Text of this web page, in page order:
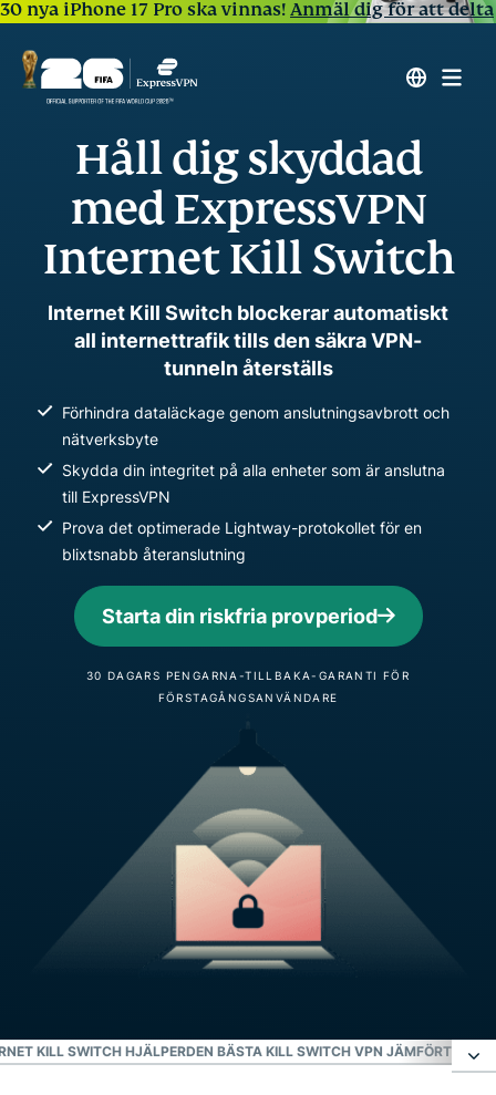
30 nya iPhone 17 Pro ska vinnas!Anmäl dig för att delta
Håll dig skyddad
med ExpressVPN
Internet Kill Switch
Internet Kill Switch blockerar automatiskt
all internettrafik tills den säkra VPN-
tunneln återställs
Förhindra dataläckage genom anslutningsavbrott och
nätverksbyte
Skydda din integritet på alla enheter som är anslutna
till ExpressVPN
Prova det optimerade Lightway-protokollet för en
blixtsnabb återanslutning
Starta din riskfria provperiod
30 DAGARS PENGARNA-TILLBAKA-GARANTI FÖR
FÖRSTAGÅNGSANVÄNDARE
KILL SWITCH HJÄLPERDEN BÄSTA KILL SWITCH VPN JÄMFÖRT MED